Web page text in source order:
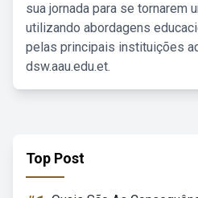
sua jornada para se tornarem
utilizando abordagens
pelas principais instituições
dsw.aau.edu.et.
Top Post